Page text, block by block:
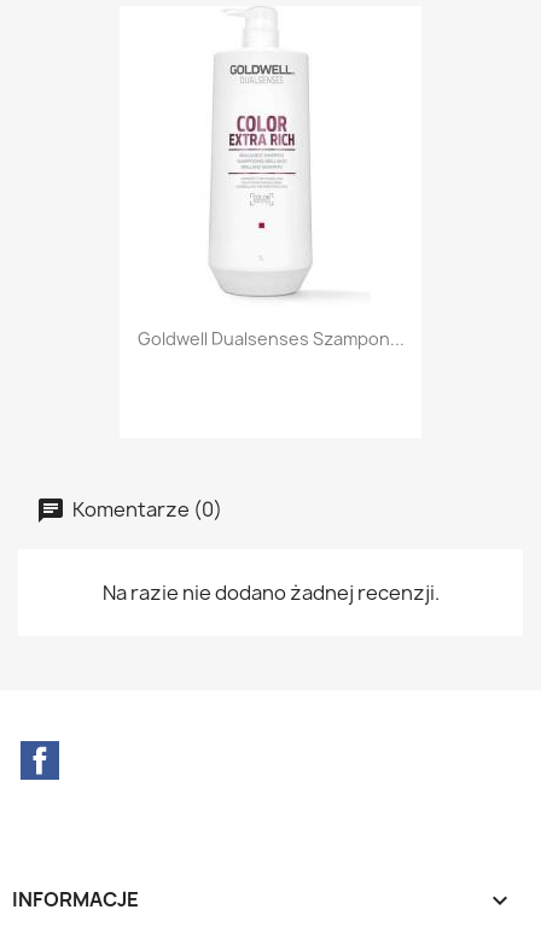
Goldwell Dualsenses Szampon...
Komentarze (0)
Na razie nie dodano żadnej recenzji.
INFORMACJE 